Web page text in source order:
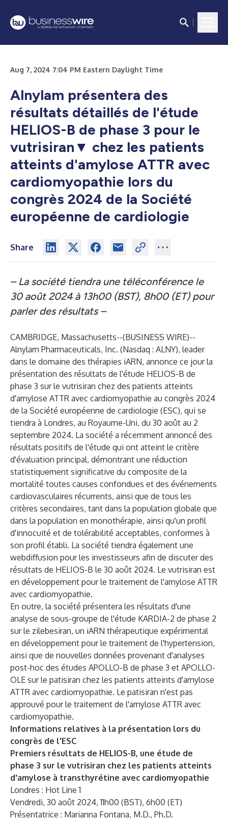
Aug 7, 2024 7:04 PM Eastern Daylight Time
Alnylam présentera des
résultats détaillés de l'étude
HELIOS-B de phase 3 pour le
vutrisiran▼ chez les patients
atteints d'amylose ATTR avec
cardiomyopathie lors du
congrès 2024 de la Société
européenne de cardiologie
Share
– La société tiendra une téléconférence le
30 août 2024 à 13h00 (BST), 8h00 (ET) pour
parler des résultats –
CAMBRIDGE, Massachusetts--(BUSINESS WIRE)--
Alnylam Pharmaceuticals, Inc. (Nasdaq : ALNY), leader
dans le domaine des thérapies iARN, annonce ce jour la
présentation des résultats de l'étude HELIOS-B de
phase 3 sur le vutrisiran chez des patients atteints
d'amylose ATTR avec cardiomyopathie au congrès 2024
de la Société européenne de cardiologie (ESC), qui se
tiendra à Londres, au Royaume-Uni, du 30 août au 2
septembre 2024. La société a récemment annoncé des
résultats positifs de l'étude qui ont atteint le critère
d'évaluation principal, démontrant une réduction
statistiquement significative du composite de la
mortalité toutes causes confondues et des événements
cardiovasculaires récurrents, ainsi que de tous les
critères secondaires, tant dans la population globale que
dans la population en monothérapie, ainsi qu'un profil
d'innocuité et de tolérabilité acceptables, conformes à
son profil établi. La société tiendra également une
webdiffusion pour les investisseurs afin de discuter des
résultats de HELIOS-B le 30 août 2024. Le vutrisiran est
en développement pour le traitement de l'amylose ATTR
avec cardiomyopathie.
En outre, la société présentera les résultats d'une
analyse de sous-groupe de l'étude KARDIA-2 de phase 2
sur le zilebesiran, un iARN thérapeutique expérimental
en développement pour le traitement de l'hypertension,
ainsi que de nouvelles données provenant d'analyses
post-hoc des études APOLLO-B de phase 3 et APOLLO-
OLE sur le patisiran chez les patients atteints d'amylose
ATTR avec cardiomyopathie. Le patisiran n'est pas
approuvé pour le traitement de l'amylose ATTR avec
cardiomyopathie.
Informations relatives à la présentation lors du
congrès de l'ESC
Premiers résultats de HELIOS-B, une étude de
phase 3 sur le vutrisiran chez les patients atteints
d'amylose à transthyrétine avec cardiomyopathie
Londres : Hot Line 1
Vendredi, 30 août 2024, 11h00 (BST), 6h00 (ET)
Présentatrice : Marianna Fontana, M.D., Ph.D.